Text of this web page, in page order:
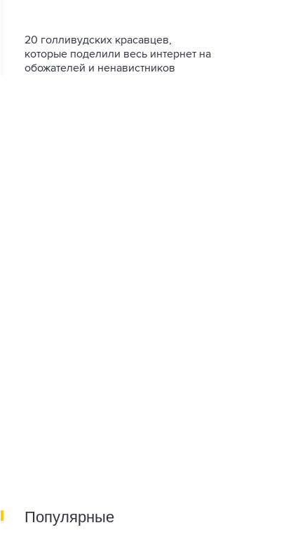
20 голливудских красавцев,
которые поделили весь интернет на
обожателей и ненавистников
Популярные